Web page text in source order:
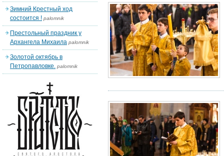
Зимний Крестный ход
состоится ! palomnik
Престольный праздник у
Архангела Михаила palomnik
Золотой октябрь в
Петропавловке. palomnik